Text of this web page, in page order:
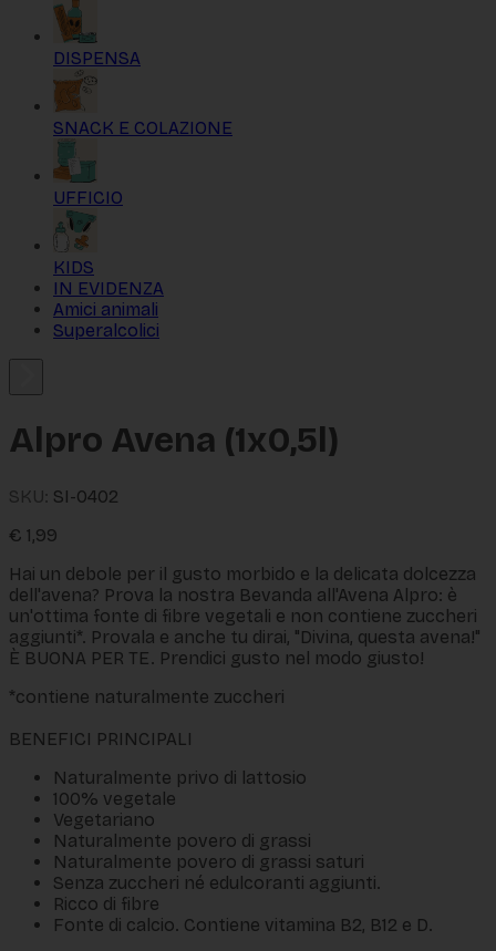
DISPENSA
SNACK E COLAZIONE
UFFICIO
KIDS
IN EVIDENZA
Amici animali
Superalcolici
Alpro Avena (1x0,5l)
SKU: SI-0402
€ 1,99
Hai un debole per il gusto morbido e la delicata dolcezza
dell'avena? Prova la nostra Bevanda all'Avena Alpro: è
un'ottima fonte di fibre vegetali e non contiene zuccheri
aggiunti*. Provala e anche tu dirai, "Divina, questa avena!"
È BUONA PER TE. Prendici gusto nel modo giusto!
*contiene naturalmente zuccheri
BENEFICI PRINCIPALI
Naturalmente privo di lattosio
100% vegetale
Vegetariano
Naturalmente povero di grassi
Naturalmente povero di grassi saturi
Senza zuccheri né edulcoranti aggiunti.
Ricco di fibre
Fonte di calcio. Contiene vitamina B2, B12 e D.